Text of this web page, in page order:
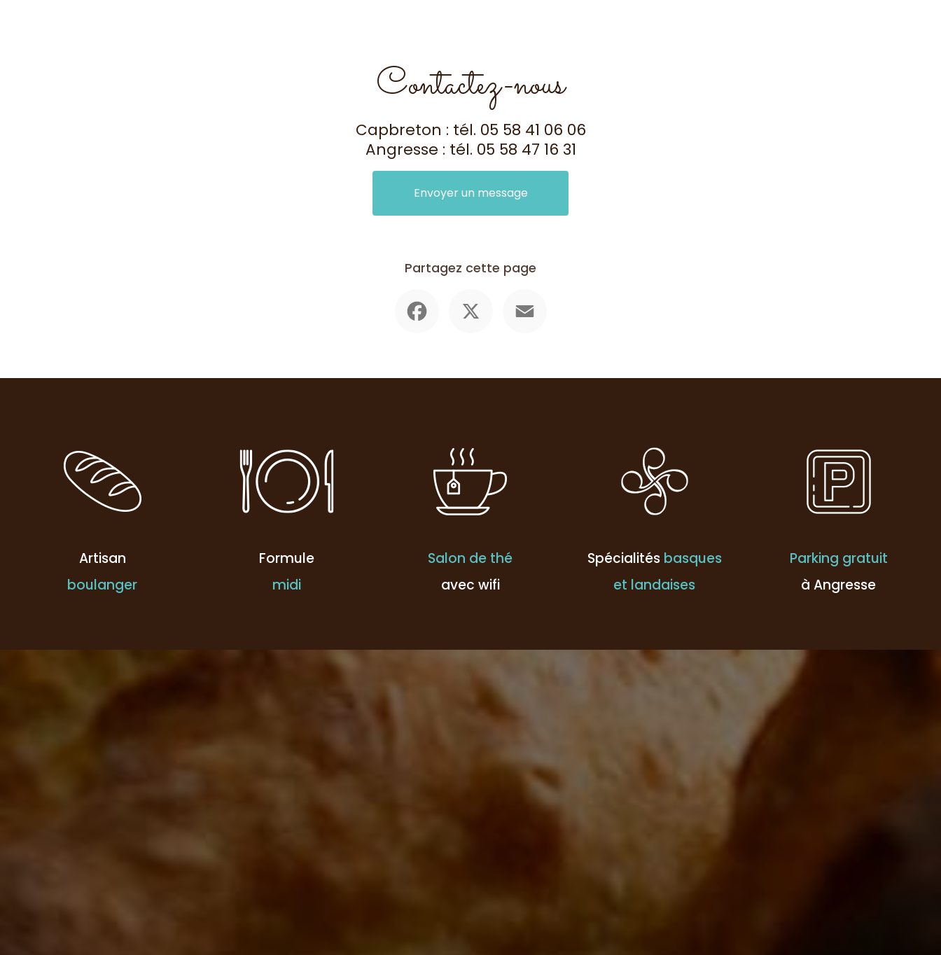
Contactez-nous
Capbreton : tél. 05 58 41 06 06
Angresse : tél. 05 58 47 16 31
Envoyer un message
Partagez cette page
Artisan
boulanger
Formule
midi
Salon de thé
avec wifi
Spécialités basques
et landaises
Parking gratuit
à Angresse